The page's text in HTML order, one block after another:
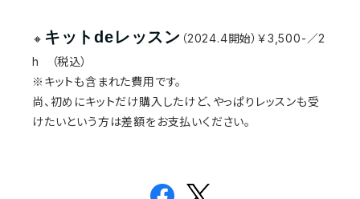
🔸 キットdeレッスン （2024.4開始）￥3,500-／2
h （税込）
※キットも含まれた費用です。
尚、初めにキットだけ購入したけど、やっぱりレッスンも受
けたいという方は差額をお支払いください。